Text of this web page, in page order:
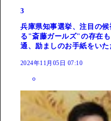
3
兵庫県知事選挙、注目の
る"斎藤ガールズ"の存在
通、励ましのお手紙をいた
2024年11月05日 07:10